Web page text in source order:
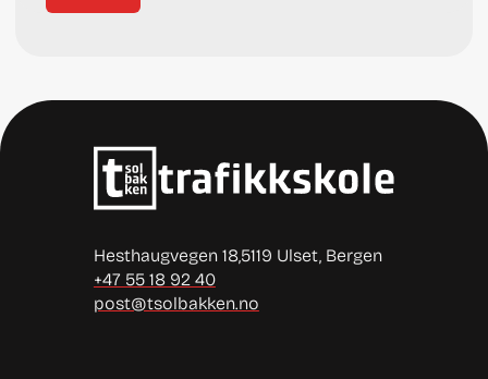
Hesthaugvegen 18,5119 Ulset, Bergen
+47 55 18 92 40
post@tsolbakken.no